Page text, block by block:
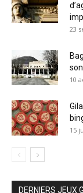
23
10
15
DERNIERS JEUX